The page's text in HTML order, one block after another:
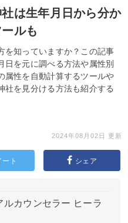
は生年月日から分か
ルも
を知っていますか？この記事
日を元に調べる方法や属性別
属性を自動計算するツールや
社を見分ける方法も紹介する
2024年08月02日 更新
ート シェア
ルカウンセラー ヒーラ